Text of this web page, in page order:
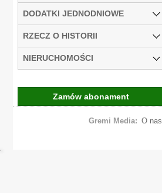
DODATKI JEDNODNIOWE
RZECZ O HISTORII
NIERUCHOMOŚCI
Zamów abonament
Gremi Media: O nas